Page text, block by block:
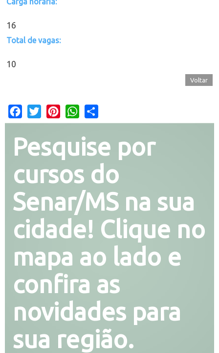
16
Total de vagas:
10
Voltar
Facebook
Twitter PinterestWhatsApp
Pesquise por
cursos do
Senar/MS na sua
cidade! Clique no
mapa ao lado e
confira as
novidades para
sua região.